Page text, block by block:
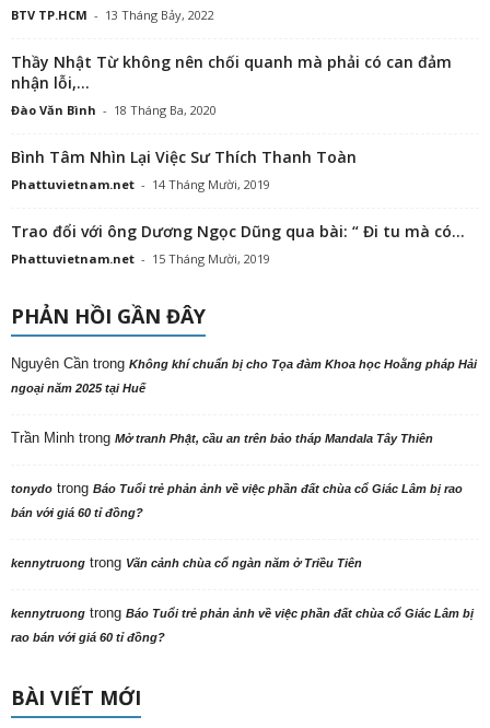
BTV TP.HCM - 13 Tháng Bảy, 2022
Thầy Nhật Từ không nên chối quanh mà phải có can đảm
nhận lỗi,...
Đào Văn Bình - 18 Tháng Ba, 2020
Bình Tâm Nhìn Lại Việc Sư Thích Thanh Toàn
Phattuvietnam.net - 14 Tháng Mười, 2019
Trao đổi với ông Dương Ngọc Dũng qua bài: “ Đi tu mà có...
Phattuvietnam.net - 15 Tháng Mười, 2019
PHẢN HỒI GẦN ĐÂY
Nguyên Cần trong Không khí chuẩn bị cho Tọa đàm Khoa học Hoằng pháp Hải
ngoại năm 2025 tại Huế
Trần Minh trong Mở tranh Phật, cầu an trên bảo tháp Mandala Tây Thiên
tonydo trong Báo Tuổi trẻ phản ảnh về việc phần đất chùa cổ Giác Lâm bị rao
bán với giá 60 tỉ đồng?
kennytruong trong Vãn cảnh chùa cổ ngàn năm ở Triều Tiên
kennytruong trong Báo Tuổi trẻ phản ảnh về việc phần đất chùa cổ Giác Lâm bị
rao bán với giá 60 tỉ đồng?
BÀI VIẾT MỚI